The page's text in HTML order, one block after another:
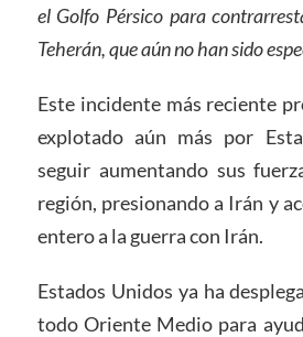
el Golfo Pérsico para
Teherán, que aún no han sido
Este incidente más reciente
explotado aún más por
seguir aumentando sus
región, presionando a Irán y
entero a la guerra con Irán.
Estados Unidos ya ha
todo Oriente Medio para